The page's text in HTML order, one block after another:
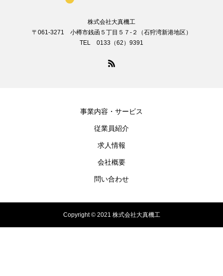
株式会社大真機工
〒061-3271 小樽市銭函５丁目５７-２（石狩湾新港地区）
TEL 0133（62）9391
事業内容・サービス
従業員紹介
求人情報
会社概要
問い合わせ
Copyright © 2021 株式会社大真機工